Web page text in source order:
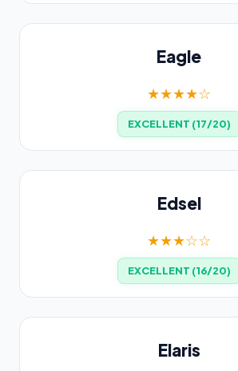
Eagle
★★★★☆
EXCELLENT (17/20)
Edsel
★★★☆☆
EXCELLENT (16/20)
Elaris